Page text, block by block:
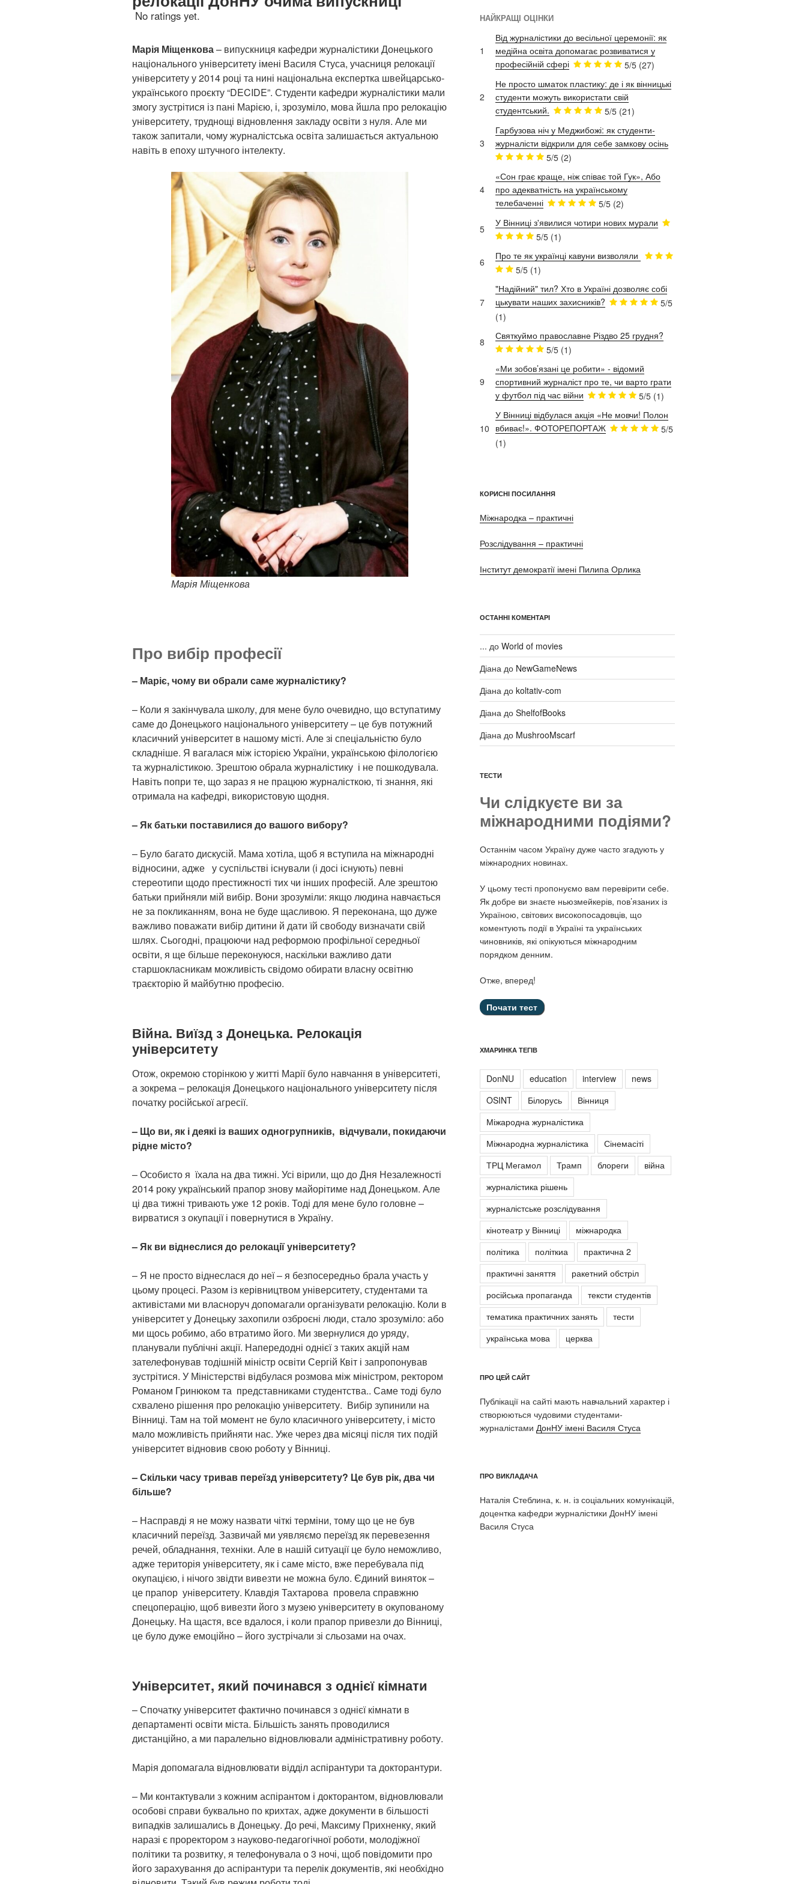
No ratings yet.
Марія Міщенкова– випускниця кафедри журналістики Донецького
національного університету імені Василя Стуса, учасниця релокації
університету у 2014 році та нині національна експертка швейцарсько-
українського проєкту “DECIDE”. Студенти кафедри журналістики мали
змогу зустрітися із пані Марією, і, зрозуміло, мова йшла про релокацію
університету, труднощі відновлення закладу освіти з нуля. Але ми
також запитали, чому журналістська освіта залишається актуальною
навіть в епоху штучного інтелекту.
Марія Міщенкова
Про вибір професії
– Маріє, чому ви обрали саме журналістику?
– Коли я закінчувала школу, для мене було очевидно, що вступатиму
саме до Донецького національного університету – це був потужний
класичний університет в нашому місті. Але зі спеціальністю було
складніше. Я вагалася між історією України, українською філологією
та журналістикою. Зрештою обрала журналістику і не пошкодувала.
Навіть попри те, що зараз я не працюю журналісткою, ті знання, які
отримала на кафедрі, використовую щодня.
– Як батьки поставилися до вашого вибору?
– Було багато дискусій. Мама хотіла, щоб я вступила на міжнародні
відносини, адже у суспільстві існували (і досі існують) певні
стереотипи щодо престижності тих чи інших професій. Але зрештою
батьки прийняли мій вибір. Вони зрозуміли: якщо людина навчається
не за покликанням, вона не буде щасливою. Я переконана, що дуже
важливо поважати вибір дитини й дати їй свободу визначати свій
шлях. Сьогодні, працюючи над реформою профільної середньої
освіти, я ще більше переконуюся, наскільки важливо дати
старшокласникам можливість свідомо обирати власну освітню
траєкторію й майбутню професію.
Війна. Виїзд з Донецька. Релокація
університету
Отож, окремою сторінкою у житті Марії було навчання в університеті,
а зокрема – релокація Донецького національного університету після
початку російської агресії.
– Що ви, як і деякі із ваших одногрупників, відчували, покидаючи
рідне місто?
– Особисто я їхала на два тижні. Усі вірили, що до Дня Незалежності
2014 року український прапор знову майорітиме над Донецьком. Але
ці два тижні тривають уже 12 років. Тоді для мене було головне –
вирватися з окупації і повернутися в Україну.
– Як ви віднеслися до релокації університету?
– Я не просто віднеслася до неї – я безпосередньо брала участь у
цьому процесі. Разом із керівництвом університету, студентами та
активістами ми власноруч допомагали організувати релокацію. Коли в
університет у Донецьку захопили озброєні люди, стало зрозуміло: або
ми щось робимо, або втратимо його. Ми звернулися до уряду,
планували публічні акції. Напередодні однієї з таких акцій нам
зателефонував тодішній міністр освіти Сергій Квіт і запропонував
зустрітися. У Міністерстві відбулася розмова між міністром, ректором
Романом Гринюком та представниками студентства.. Саме тоді було
схвалено рішення про релокацію університету. Вибір зупинили на
Вінниці. Там на той момент не було класичного університету, і місто
мало можливість прийняти нас. Уже через два місяці після тих подій
університет відновив свою роботу у Вінниці.
– Скільки часу тривав переїзд університету? Це був рік, два чи
більше?
– Насправді я не можу назвати чіткі терміни, тому що це не був
класичний переїзд. Зазвичай ми уявляємо переїзд як перевезення
речей, обладнання, техніки. Але в нашій ситуації це було неможливо,
адже територія університету, як і саме місто, вже перебувала під
окупацією, і нічого звідти вивезти не можна було. Єдиний виняток –
це прапор університету. Клавдія Тахтарова провела справжню
спецоперацію, щоб вивезти його з музею університету в окупованому
Донецьку. На щастя, все вдалося, і коли прапор привезли до Вінниці,
це було дуже емоційно – його зустрічали зі сльозами на очах.
Університет, який починався з однієї кімнати
– Спочатку університет фактично починався з однієї кімнати в
департаменті освіти міста. Більшість занять проводилися
дистанційно, а ми паралельно відновлювали адміністративну роботу.
Марія допомагала відновлювати відділ аспірантури та докторантури.
– Ми контактували з кожним аспірантом і докторантом, відновлювали
особові справи буквально по крихтах, адже документи в більшості
випадків залишались в Донецьку. До речі, Максиму Прихненку, який
наразі є проректором з науково-педагогічної роботи, молодіжної
політики та розвитку, я телефонувала о 3 ночі, щоб повідомити про
його зарахування до аспірантури та перелік документів, які необхідно
НАЙКРАЩІ ОЦІНКИ
1
Від журналістики до весільної церемонії: як
медійна освіта допомагає розвиватися у
професійній сфері
5/5 (27)
2
Не просто шматок пластику: де і як вінницькі
студенти можуть використати свій
студентський.
5/5 (21)
3
Гарбузова ніч у Меджибожі: як студенти-
журналісти відкрили для себе замкову осінь
5/5 (2)
4
«Сон грає краще, ніж співає той Гук», Або
про адекватність на українському
телебаченні
5/5 (2)
5
У Вінниці з'явилися чотири нових мурали
5/5 (1)
6
Про те як українці кавуни визволяли
5/5 (1)
7
"Надійний" тил? Хто в Україні дозволяє собі
цькувати наших захисників?
5/5
(1)
8
Святкуймо православне Різдво 25 грудня?
5/5 (1)
9
«Ми зобов’язані це робити» - відомий
спортивний журналіст про те, чи варто грати
у футбол під час війни
5/5 (1)
10
У Вінниці відбулася акція «Не мовчи! Полон
вбиває!». ФОТОРЕПОРТАЖ
5/5
(1)
КОРИСНІ ПОСИЛАННЯ
Міжнародка – практичні
Розслідування – практичні
Інститут демократії імені Пилипа Орлика
ОСТАННІ КОМЕНТАРІ
... до World of movies
Діанадо NewGameNews
Діанадо koltativ-com
Діанадо ShelfofBooks
Діанадо MushrooMscarf
ТЕСТИ
Чи слідкуєте ви за
міжнародними подіями?
Останнім часом Україну дуже часто згадують у
міжнародних новинах.
У цьому тесті пропонуємо вам перевірити себе.
Як добре ви знаєте ньюзмейкерів, пов’язаних із
Україною, світових високопосадовців, що
коментують події в Україні та українських
чиновників, які опікуються міжнародним
порядком денним.
Отже, вперед!
ХМАРИНКА ТЕГІВ
DonNU education interview
news
OSINT
Білорусь
Вінниця
Міжародна журналістика
Міжнародна журналістика
Сінемасіті
ТРЦ Мегамол
Трамп блореги
війна
журналістика рішень
журналістське розслідування
кінотеатр у Вінниці
міжнародка
політика
політкиа
практична 2
практичні заняття
ракетний обстріл
російська пропаганда
тексти студентів
тематика практичних занять
тести
українська мова
церква
ПРО ЦЕЙ САЙТ
Публікації на сайті мають навчальний характер і
створюються чудовими студентами-
журналістами ДонНУ імені Василя Стуса
ПРО ВИКЛАДАЧА
Наталія Стеблина, к. н. із соціальних комунікацій,
доцентка кафедри журналістики ДонНУ імені
Василя Стуса